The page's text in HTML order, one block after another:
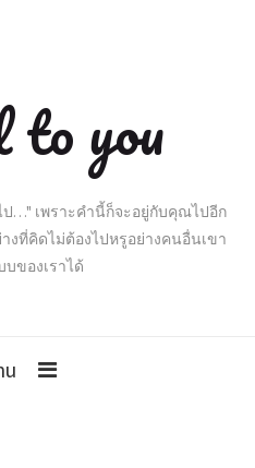
you
ป…" เพราะคำนี้ก็จะอยู่กับคุณไปอีก
งที่คิดไม่ต้องไปหรูอย่างคนอื่นเขา
บของเราได้